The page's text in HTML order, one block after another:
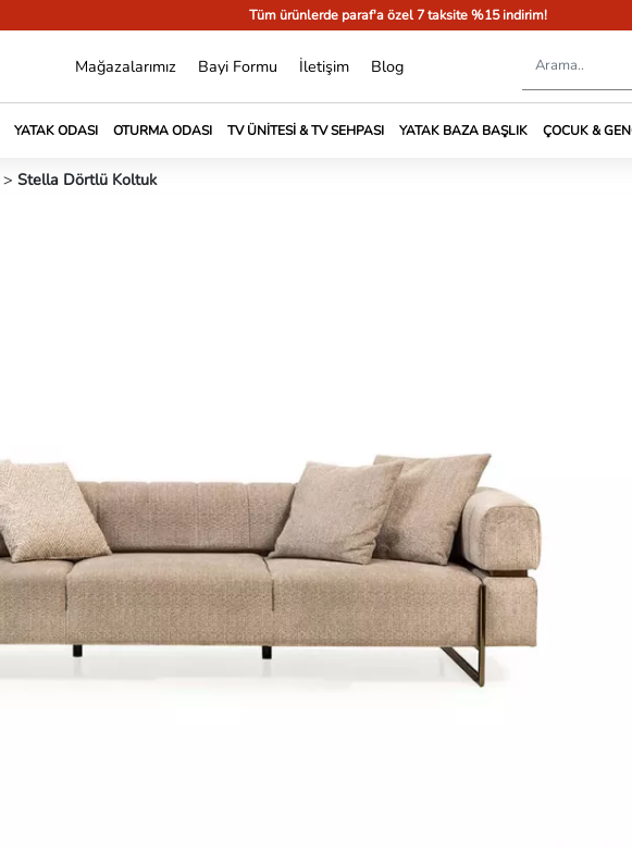
Tüm ürünlerde paraf'a özel 7 taksite %15 indirim!
Mağazalarımız Bayi Formu İletişim Blog
YATAK ODASI OTURMA ODASI TV ÜNITESI & TV SEHPASI YATAK BAZA BAŞLIK ÇOCUK &
> Stella Dörtlü Koltuk